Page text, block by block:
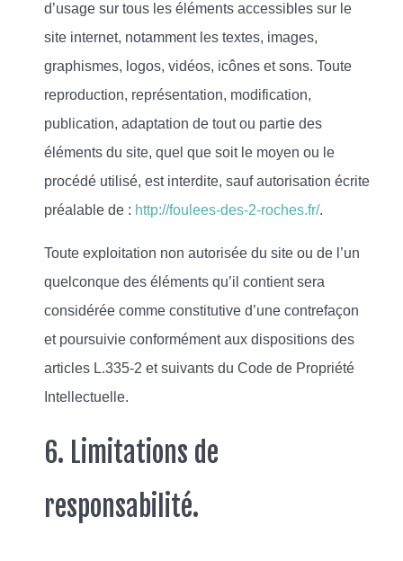
d’usage sur tous les éléments accessibles sur le
site internet, notamment les textes, images,
graphismes, logos, vidéos, icônes et sons. Toute
reproduction, représentation, modification,
publication, adaptation de tout ou partie des
éléments du site, quel que soit le moyen ou le
procédé utilisé, est interdite, sauf autorisation écrite
préalable de : http://foulees-des-2-roches.fr/.
Toute exploitation non autorisée du site ou de l’un
quelconque des éléments qu’il contient sera
considérée comme constitutive d’une contrefaçon
et poursuivie conformément aux dispositions des
articles L.335-2 et suivants du Code de Propriété
Intellectuelle.
6. Limitations de
responsabilité.